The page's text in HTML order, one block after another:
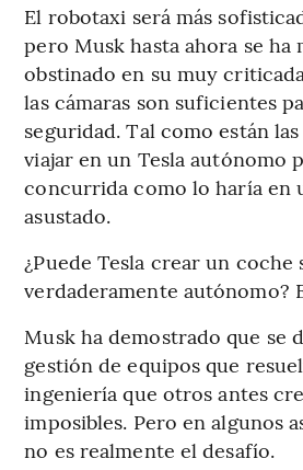
El robotaxi será más
pero Musk hasta ahora se ha
obstinado en su muy
las cámaras son suficientes
seguridad. Tal como están
viajar en un Tesla autónomo
concurrida como lo haría en
asustado.
¿Puede Tesla crear un coche
verdaderamente autónomo?
Musk ha demostrado que se
gestión de equipos que
ingeniería que otros antes
imposibles. Pero en algunos
no es realmente el desafío.